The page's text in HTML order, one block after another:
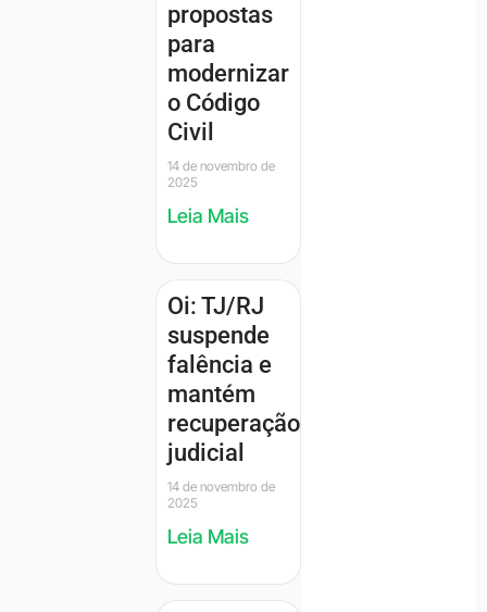
propostas
para
modernizar
o Código
Civil
14 de novembro de
2025
Leia Mais
Oi: TJ/RJ
suspende
falência e
mantém
recuperação
judicial
14 de novembro de
2025
Leia Mais